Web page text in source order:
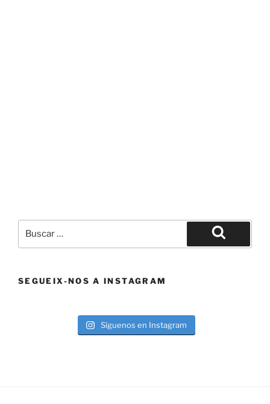
por:
Buscar
SEGUEIX-NOS A INSTAGRAM
Síguenos en Instagram